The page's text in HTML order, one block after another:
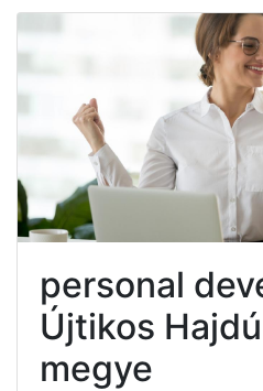
personal
Újtikos
megye